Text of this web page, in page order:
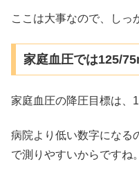
ここは大事なので、しっ
家庭血圧では125/
家庭血圧の降圧目標は、
病院より低い数字になる
で測りやすいからですね。